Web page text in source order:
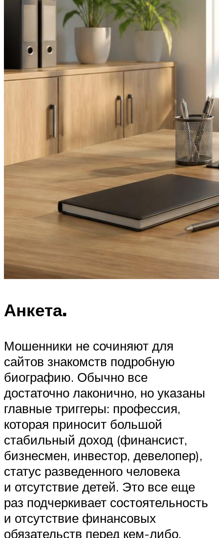
Анкета.
Мошенники не сочиняют для
сайтов знакомств подробную
биографию. Обычно все
достаточно лаконично, но указаны
главные триггеры: профессия,
которая приносит большой
стабильный доход (финансист,
бизнесмен, инвестор, девелопер),
статус разведенного человека
и отсутствие детей. Это все еще
раз подчеркивает состоятельность
и отсутствие финансовых
обязательств перед кем-либо.